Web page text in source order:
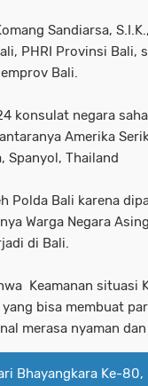
Sandiarsa,
PHRI Provinsi Bali,
Bali.
konsulat negara
Amerika
Spanyol, Thailand
Polda Bali karena
Warga Negara
di Bali.
Keamanan situasi
bisa membuat
merasa nyaman dan
Bhayangkara Ke-80,